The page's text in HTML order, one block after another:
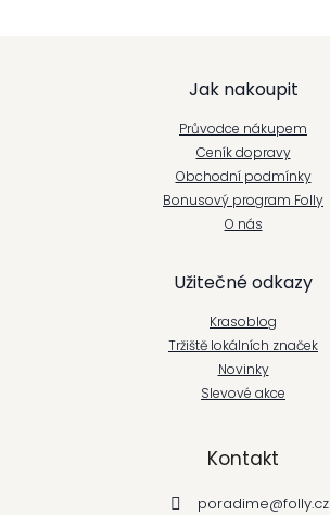
Jak nakoupit
Průvodce nákupem
Ceník dopravy
Obchodní podmínky
Bonusový program Folly
O nás
Užitečné odkazy
Krasoblog
Tržiště lokálních značek
Novinky
Slevové akce
Kontakt
poradime@folly.cz